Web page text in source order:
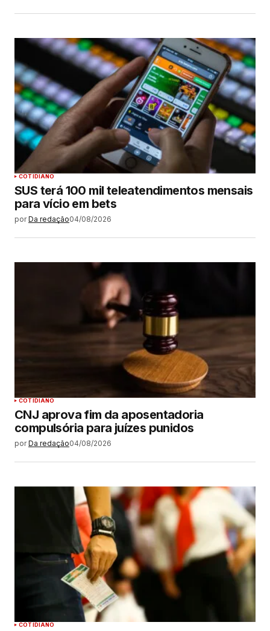
COTIDIANO
SUS terá 100 mil teleatendimentos mensais
para vício em bets
por Da redação04/08/2026
COTIDIANO
CNJ aprova fim da aposentadoria
compulsória para juízes punidos
por Da redação04/08/2026
COTIDIANO